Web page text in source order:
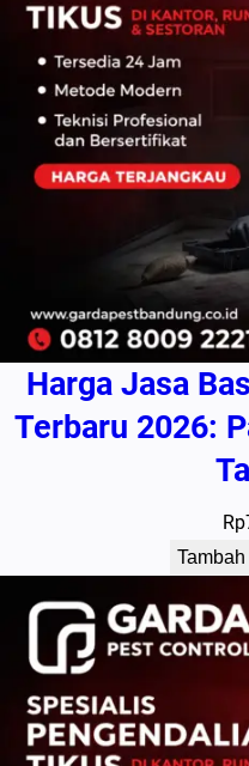
Harga Jasa
Terbaru 2026:
Rp